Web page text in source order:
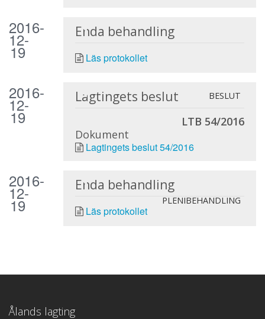
2016-
12-
19
Enda behandling
Läs protokollet
2016-
12-
19
Lagtingets beslut BESLUT
LTB 54/2016
Dokument
Lagtingets beslut 54/2016
2016-
12-
19
Enda behandling
PLENIBEHANDLING
Läs protokollet
Ålands lagting